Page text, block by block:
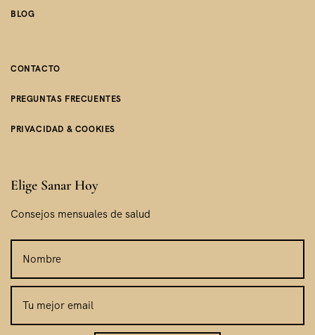
BLOG
CONTACTO
PREGUNTAS FRECUENTES
PRIVACIDAD & COOKIES
Elige Sanar Hoy
Consejos mensuales de salud